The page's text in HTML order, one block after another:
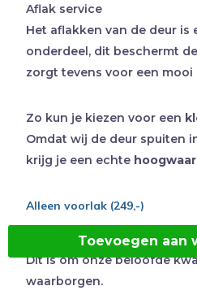
Toevoegen aan
Aflak service
Het aflakken van de deur is
onderdeel, dit beschermt
zorgt tevens voor een mooi
Zo kun je kiezen voor een
Omdat wij de deur spuiten
krijg je een echte
Alleen voorlak (249,-)
We lakken jouw deur
Dit is om onze beloofde
waarborgen.